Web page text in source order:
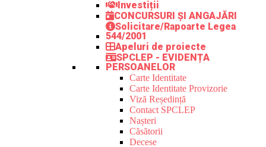
Investiții
CONCURSURI ȘI ANGAJĂRI
Solicitare/Rapoarte Legea
544/2001
Apeluri de proiecte
SPCLEP - EVIDENȚA
PERSOANELOR
Carte Identitate
Carte Identitate Provizorie
Viză Reședință
Contact SPCLEP
Nașteri
Căsătorii
Decese